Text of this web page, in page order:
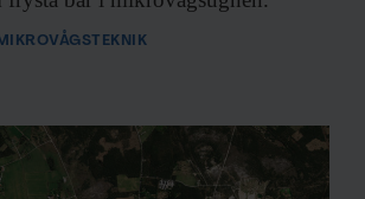
MIKROVÅGSTEKNIK